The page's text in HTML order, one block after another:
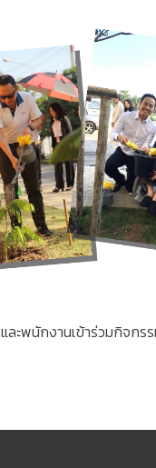
ะพนักงานเข้าร่วมกิจกร